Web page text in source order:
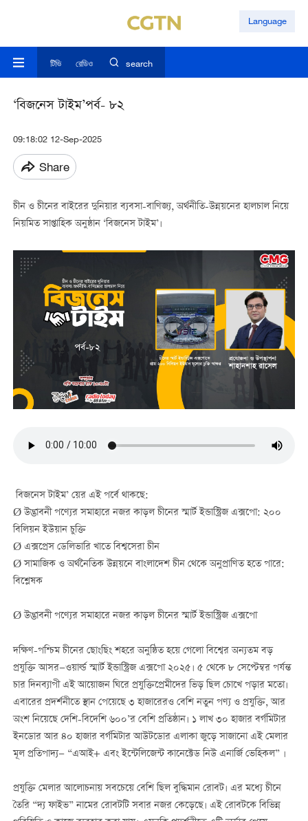
Language
টিভি রেডিও search
‘বিজনেস টাইম’পর্ব- ৮২
09:18:02 12-Sep-2025
Share
চীন ও চীনের বাইরের দুনিয়ার ব্যবসা-বাণিজ্য, অর্থনীতি-উন্নয়নের হালচাল নিয়ে
নিয়মিত সাপ্তাহিক অনুষ্ঠান ‘বিজনেস টাইম’।
বিজনেস টাইম’ য়ের এই পর্বে থাকছে:
Ø উদ্ভাবনী পণ্যের সমাহারে নজর কাড়ল চীনের স্মার্ট ইন্ডাস্ট্রিজ এক্সপো: ২০০
বিলিয়ন ইউয়ান চুক্তি
Ø এক্সপ্রেস ডেলিভারি খাতে বিশ্বসেরা চীন
Ø সামাজিক ও অর্থনৈতিক উন্নয়নে বাংলাদেশ চীন থেকে অনুপ্রাণিত হতে পারে:
বিশ্লেষক
Ø উদ্ভাবনী পণ্যের সমাহারে নজর কাড়ল চীনের স্মার্ট ইন্ডাস্ট্রিজ এক্সপো
দক্ষিণ-পশ্চিম চীনের ছোংছিং শহরে অনুষ্ঠিত হয়ে গেলো বিশ্বের অন্যতম বড়
প্রযুক্তি আসর—ওয়ার্ল্ড স্মার্ট ইন্ডাস্ট্রিজ এক্সপো ২০২৫। ৫ থেকে ৮ সেপ্টেম্বর পর্যন্ত
চার দিনব্যাপী এই আয়োজন ঘিরে প্রযুক্তিপ্রেমীদের ভিড় ছিল চোখে পড়ার মতো।
এবারের প্রদর্শনীতে স্থান পেয়েছে ৩ হাজারেরও বেশি নতুন পণ্য ও প্রযুক্তি, আর
অংশ নিয়েছে দেশি-বিদেশি ৬০০’র বেশি প্রতিষ্ঠান। ১ লাখ ৩০ হাজার বর্গমিটার
ইনডোর আর ৪০ হাজার বর্গমিটার আউটডোর এলাকা জুড়ে সাজানো এই মেলার
মূল প্রতিপাদ্য— “এআই+ এবং ইন্টেলিজেন্ট কানেক্টেড নিউ এনার্জি ভেহিকল” ।
প্রযুক্তি মেলার আলোচনায় সবচেয়ে বেশি ছিল বুদ্ধিমান রোবট। এর মধ্যে চীনে
তৈরি “দ্য ফাইভ” নামের রোবটটি সবার নজর কেড়েছে। এই রোবটকে বিভিন্ন